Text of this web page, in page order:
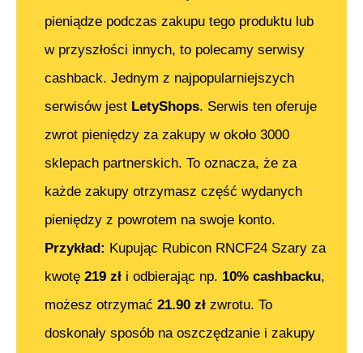
pieniądze podczas zakupu tego produktu lub
w przyszłości innych, to polecamy serwisy
cashback. Jednym z najpopularniejszych
serwisów jest LetyShops. Serwis ten oferuje
zwrot pieniędzy za zakupy w około 3000
sklepach partnerskich. To oznacza, że za
każde zakupy otrzymasz część wydanych
pieniędzy z powrotem na swoje konto.
Przykład: Kupując Rubicon RNCF24 Szary za
kwotę 219 zł i odbierając np. 10% cashbacku,
możesz otrzymać 21.90 zł zwrotu. To
doskonały sposób na oszczędzanie i zakupy